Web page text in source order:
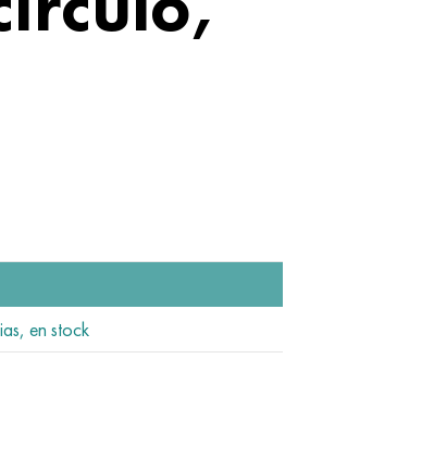
en stock